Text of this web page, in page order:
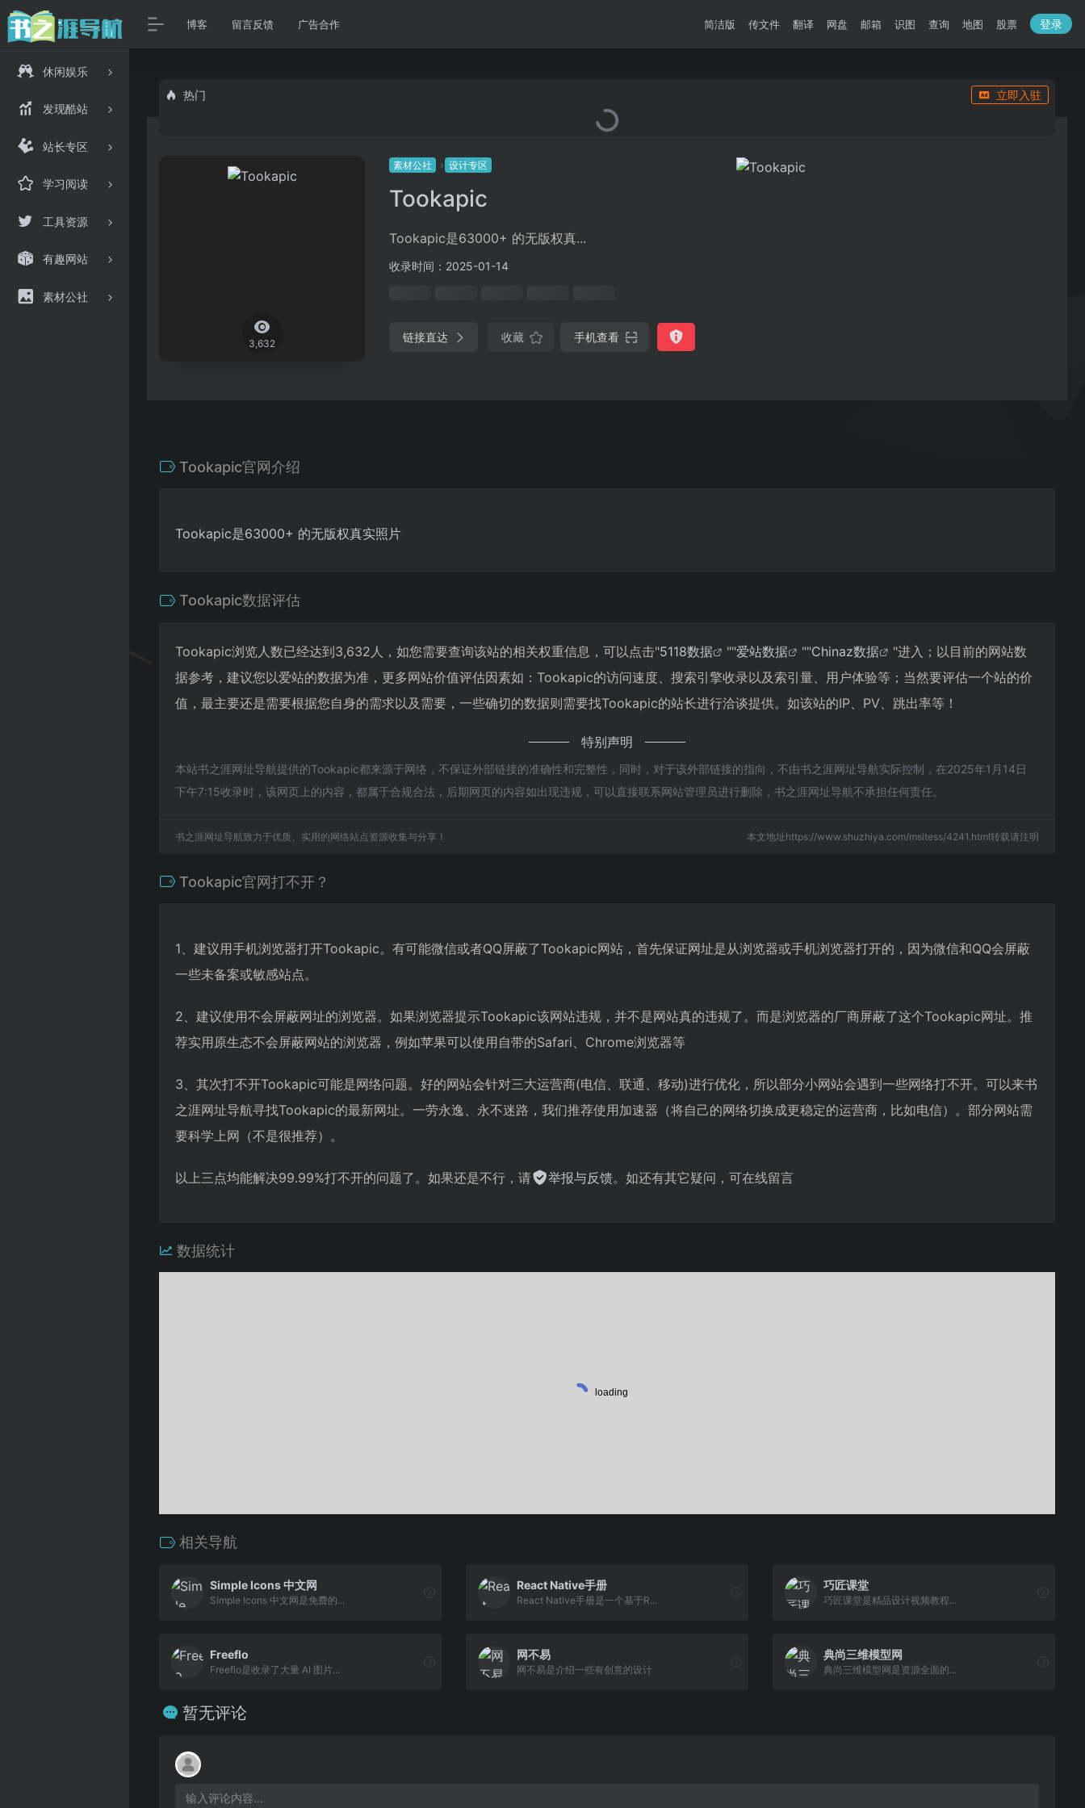
休闲娱乐
发现酷站
站长专区
学习阅读
工具资源
有趣网站
素材公社
博客 留言反馈 广告合作 简洁版 传文件 翻译 网盘 邮箱 识图 查询 地图 股票 登录
热门 立即入驻
3,632
素材公社 设计专区
Tookapic
Tookapic是63000+ 的无版权真...
收录时间：2025-01-14
链接直达 收藏 手机查看
Tookapic官网介绍
Tookapic是63000+ 的无版权真实照片
Tookapic数据评估
Tookapic浏览人数已经达到3,632人，如您需要查询该站的相关权重信息，可以点击"5118数据 ""爱站数据 ""Chinaz数据
"进入；以目前的网站数
据参考，建议您以爱站的数据为准，更多网站价值评估因素如：Tookapic的访问速度、搜索引擎收录以及索引量、用户体验等；当然要评估一个站的价
值，最主要还是需要根据您自身的需求以及需要，一些确切的数据则需要找Tookapic的站长进行洽谈提供。如该站的IP、PV、跳出率等！
特别声明
本站书之涯网址导航提供的Tookapic都来源于网络，不保证外部链接的准确性和完整性，同时，对于该外部链接的指向，不由书之涯网址导航实际控制，在2025年1月14日
下午7:15收录时，该网页上的内容，都属于合规合法，后期网页的内容如出现违规，可以直接联系网站管理员进行删除，书之涯网址导航不承担任何责任。
书之涯网址导航致力于优质、实用的网络站点资源收集与分享！ 本文地址https://www.shuzhiya.com/msitess/4241.html转载请注明
Tookapic官网打不开？
1、建议用手机浏览器打开Tookapic。有可能微信或者QQ屏蔽了Tookapic网站，首先保证网址是从浏览器或手机浏览器打开的，因为微信和QQ会屏蔽
一些未备案或敏感站点。
2、建议使用不会屏蔽网址的浏览器。如果浏览器提示Tookapic该网站违规，并不是网站真的违规了。而是浏览器的厂商屏蔽了这个Tookapic网址。推
荐实用原生态不会屏蔽网站的浏览器，例如苹果可以使用自带的Safari、Chrome浏览器等
3、其次打不开Tookapic可能是网络问题。好的网站会针对三大运营商(电信、联通、移动)进行优化，所以部分小网站会遇到一些网络打不开。可以来书
之涯网址导航寻找Tookapic的最新网址。一劳永逸、永不迷路，我们推荐使用加速器（将自己的网络切换成更稳定的运营商，比如电信）。部分网站需
要科学上网（不是很推荐）。
以上三点均能解决99.99%打不开的问题了。如果还是不行，请 举报与反馈。如还有其它疑问，可在线留言
数据统计
相关导航
Simple Icons 中文网
Simple Icons 中文网是免费的...
React Native手册
React Native手册是一个基于R...
巧匠课堂
巧匠课堂是精品设计视频教程...
Freeflo
Freeflo是收录了大量 AI 图片...
网不易
网不易是介绍一些有创意的设计
典尚三维模型网
典尚三维模型网是资源全面的...
暂无评论